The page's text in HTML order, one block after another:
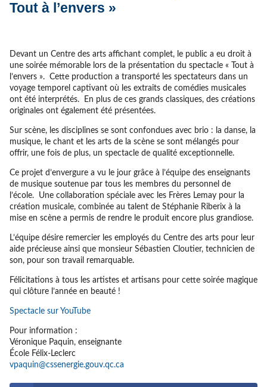
Tout à l’envers »
Devant un Centre des arts affichant complet, le public a eu droit à
une soirée mémorable lors de la présentation du spectacle « Tout à
l’envers ». Cette production a transporté les spectateurs dans un
voyage temporel captivant où les extraits de comédies musicales
ont été interprétés. En plus de ces grands classiques, des créations
originales ont également été présentées.
Sur scène, les disciplines se sont confondues avec brio : la danse, la
musique, le chant et les arts de la scène se sont mélangés pour
offrir, une fois de plus, un spectacle de qualité exceptionnelle.
Ce projet d’envergure a vu le jour grâce à l’équipe des enseignants
de musique soutenue par tous les membres du personnel de
l’école. Une collaboration spéciale avec les Frères Lemay pour la
création musicale, combinée au talent de Stéphanie Riberix à la
mise en scène a permis de rendre le produit encore plus grandiose.
L’équipe désire remercier les employés du Centre des arts pour leur
aide précieuse ainsi que monsieur Sébastien Cloutier, technicien de
son, pour son travail remarquable.
Félicitations à tous les artistes et artisans pour cette soirée magique
qui clôture l’année en beauté !
Spectacle sur YouTube
Pour information :
Véronique Paquin, enseignante
École Félix-Leclerc
vpaquin@cssenergie.gouv.qc.ca